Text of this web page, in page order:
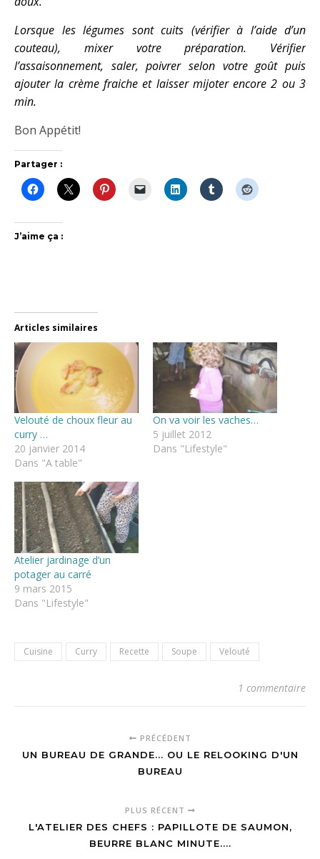
Lorsque les légumes sont cuits (vérifier à l’aide d’un
couteau), mixer votre préparation. Vérifier
l’assaisonnement, saler, poivrer selon votre goût puis
ajouter la crème fraiche et laisser mijoter encore 2 ou 3
min.
Bon Appétit!
Partager :
J’aime ça :
Articles similaires
Velouté de choux fleur au
curry …
20 janvier 2014
Dans "A table"
On va voir les vaches…
5 juillet 2012
Dans "Lifestyle"
Atelier jardinage d’un
potager au carré
9 mars 2015
Dans "Lifestyle"
Cuisine Curry Recette Soupe Velouté
1 commentaire
PRÉCÉDENT
UN BUREAU DE GRANDE... OU LE RELOOKING D'UN
BUREAU
PLUS RÉCENT
L'ATELIER DES CHEFS : PAPILLOTE DE SAUMON,
BEURRE BLANC MINUTE....